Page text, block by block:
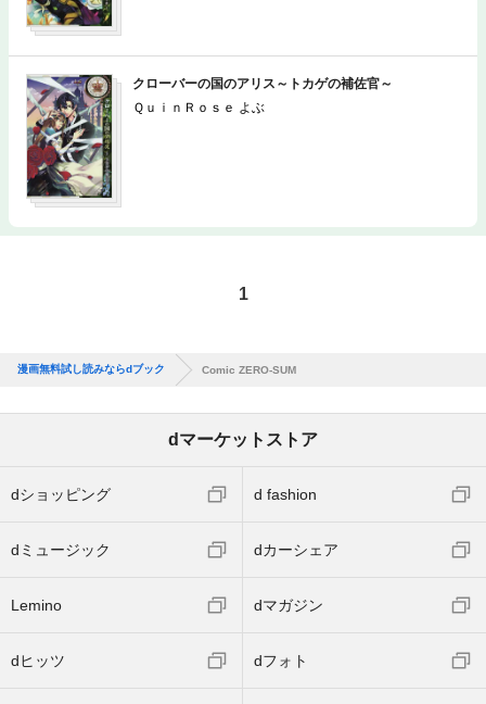
クローバーの国のアリス～トカゲの補佐官～
ＱｕｉｎＲｏｓｅ よぶ
1
漫画無料試し読みならdブック Comic ZERO‐SUM
dマーケットストア
dショッピング d fashion
dミュージック dカーシェア
Lemino dマガジン
dヒッツ dフォト